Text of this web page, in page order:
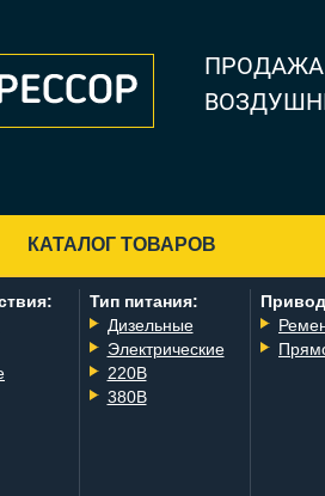
КАТАЛОГ ТОВАРОВ
Тип питания:
Дизельные
Электрические
220В
380В